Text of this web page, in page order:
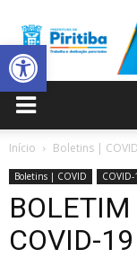
Abrir a barra de
Início Boletins | COVID
Boletins | COVID COVID-
COVID-